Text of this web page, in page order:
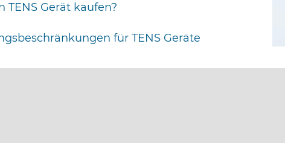
TENS Gerät kaufen?
für TENS Geräte